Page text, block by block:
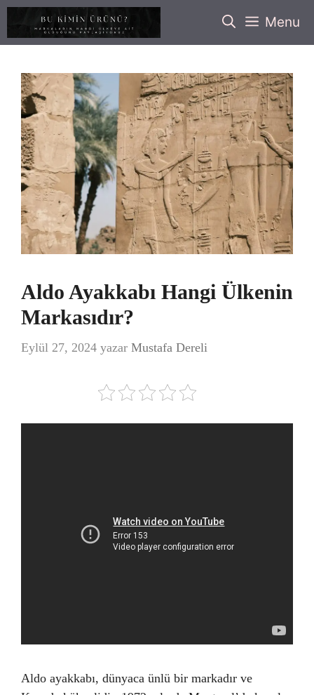
İçeriğe
Menu
Aldo Ayakkabı Hangi Ülkenin
Markasıdır?
Eylül 27, 2024 yazar Mustafa Dereli
Aldo ayakkabı, dünyaca ünlü bir markadır ve